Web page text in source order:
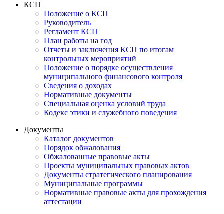
КСП
Положение о КСП
Руководитель
Регламент КСП
План работы на год
Отчеты и заключения КСП по итогам
контрольных мероприятий
Положение о порядке осуществления
муниципального финансового контроля
Сведения о доходах
Нормативные документы
Специальная оценка условий труда
Кодекс этики и служебного поведения
Документы
Каталог документов
Порядок обжалования
Обжалованные правовые акты
Проекты муниципальных правовых актов
Документы стратегического планирования
Муниципальные программы
Нормативные правовые акты для прохождения
аттестации